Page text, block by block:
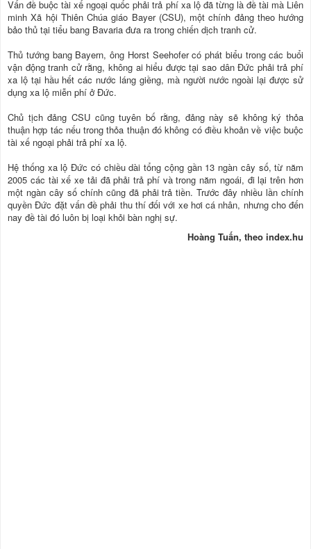
Vấn đề buộc tài xế ngoại quốc phải trả phí xa lộ đã từng là đề tài mà Liên
minh Xã hội Thiên Chúa giáo Bayer (CSU), một chính đảng theo hướng
bảo thủ tại tiểu bang Bavaria đưa ra trong chiến dịch tranh cử.
Thủ tướng bang Bayern, ông Horst Seehofer có phát biểu trong các buổi
vận động tranh cử rằng, không ai hiểu được tại sao dân Đức phải trả phí
xa lộ tại hầu hết các nước láng giềng, mà người nước ngoài lại được sử
dụng xa lộ miễn phí ở Đức.
Chủ tịch đảng CSU cũng tuyên bố rằng, đảng này sẽ không ký thỏa
thuận hợp tác nếu trong thỏa thuận đó không có điều khoản về việc buộc
tài xế ngoại phải trả phí xa lộ.
Hệ thống xa lộ Đức có chiều dài tổng cộng gần 13 ngàn cây số, từ năm
2005 các tài xế xe tải đã phải trả phí và trong năm ngoái, đi lại trên hơn
một ngàn cây số chính cũng đã phải trả tiền. Trước đây nhiều lần chính
quyền Đức đặt vấn đề phải thu thí đối với xe hơi cá nhân, nhưng cho đến
nay đề tài đó luôn bị loại khỏi bàn nghị sự.
Hoàng Tuấn, theo index.hu